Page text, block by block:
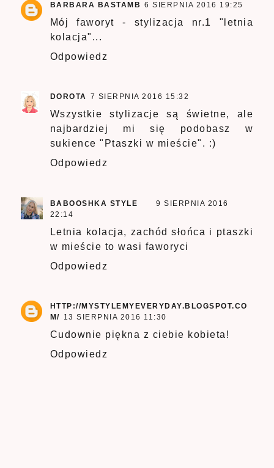
BARBARA BASTAMB 6 SIERPNIA 2016 19:25
Mój faworyt - stylizacja nr.1 "letnia
kolacja"...
Odpowiedz
DOROTA 7 SIERPNIA 2016 15:32
Wszystkie stylizacje są świetne, ale
najbardziej mi się podobasz w
sukience "Ptaszki w mieście". :)
Odpowiedz
BABOOSHKA STYLE
9 SIERPNIA 2016
22:14
Letnia kolacja, zachód słońca i ptaszki
w mieście to wasi faworyci
Odpowiedz
HTTP://MYSTYLEMYEVERYDAY.BLOGSPOT.CO
M/ 13 SIERPNIA 2016 11:30
Cudownie piękna z ciebie kobieta!
Odpowiedz